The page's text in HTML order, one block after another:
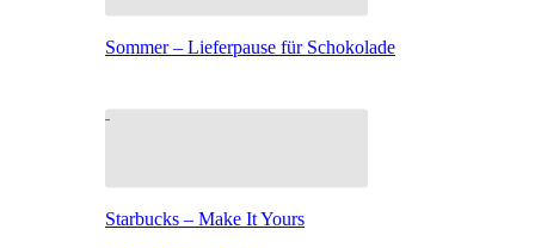
Sommer – Lieferpause für Schokolade
Starbucks – Make It Yours